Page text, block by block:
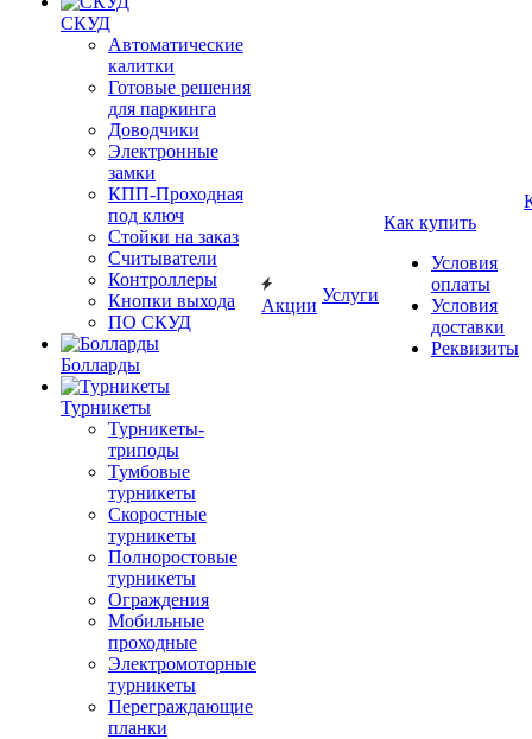
СКУД
Автоматические
калитки
Готовые решения
для паркинга
Доводчики
Электронные
замки
КПП-Проходная
под ключ
Стойки на заказ
Считыватели
Контроллеры
Кнопки выхода
ПО СКУД
Болларды
Турникеты
Турникеты-
триподы
Тумбовые
турникеты
Скоростные
турникеты
Полноростовые
турникеты
Ограждения
Мобильные
проходные
Электромоторные
турникеты
Переграждающие
планки
Акции
Услуги
Как купить
Условия
оплаты
Условия
доставки
Реквизиты